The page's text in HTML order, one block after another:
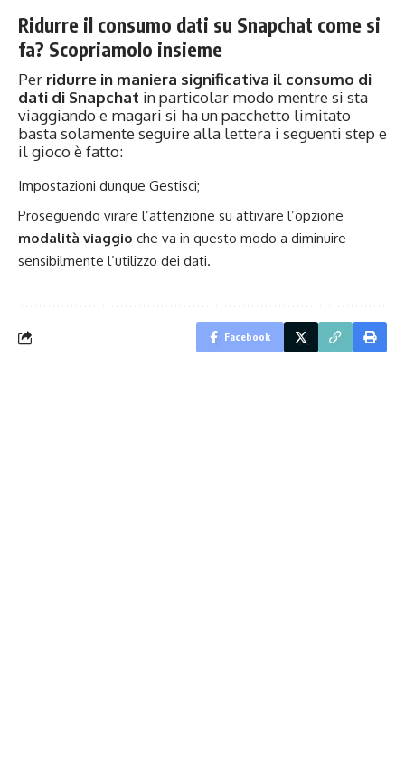
Ridurre il consumo dati su Snapchat come si
fa? Scopriamolo insieme
Per ridurre in maniera significativa il consumo di
dati di Snapchat in particolar modo mentre si sta
viaggiando e magari si ha un pacchetto limitato
basta solamente seguire alla lettera i seguenti step e
il gioco è fatto:
Impostazioni dunque Gestisci;
Proseguendo virare l’attenzione su attivare l’opzione
modalità viaggio che va in questo modo a diminuire
sensibilmente l’utilizzo dei dati.
Facebook